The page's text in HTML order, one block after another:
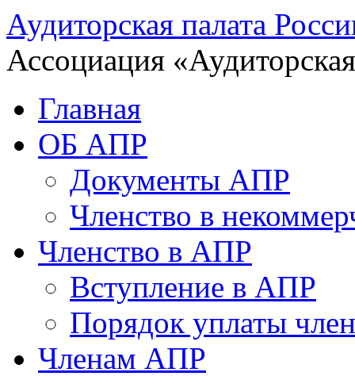
Аудиторская палата
Ассоциация
Главная
ОБ АПР
Документы АПР
Членство в
Членство в АПР
Вступление в АПР
Порядок уплаты
Членам АПР